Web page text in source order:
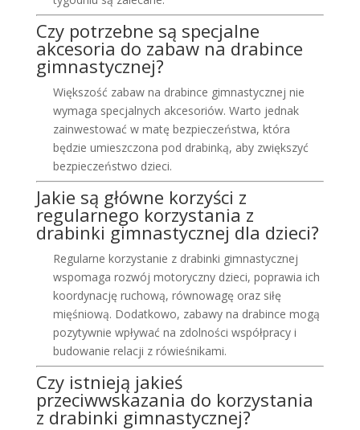
Czy potrzebne są specjalne
akcesoria do zabaw na drabince
gimnastycznej?
Większość zabaw na drabince gimnastycznej nie
wymaga specjalnych akcesoriów. Warto jednak
zainwestować w matę bezpieczeństwa, która
będzie umieszczona pod drabinką, aby zwiększyć
bezpieczeństwo dzieci.
Jakie są główne korzyści z
regularnego korzystania z
drabinki gimnastycznej dla dzieci?
Regularne korzystanie z drabinki gimnastycznej
wspomaga rozwój motoryczny dzieci, poprawia ich
koordynację ruchową, równowagę oraz siłę
mięśniową. Dodatkowo, zabawy na drabince mogą
pozytywnie wpływać na zdolności współpracy i
budowanie relacji z rówieśnikami.
Czy istnieją jakieś
przeciwwskazania do korzystania
z drabinki gimnastycznej?